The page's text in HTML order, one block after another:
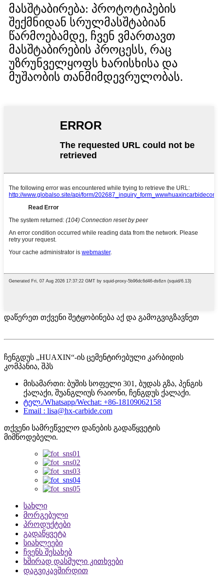
მასშტაბირება: პროტოტიპების
შექმნიდან სრულმასშტაბიან
წარმოებამდე, ჩვენ ვმართავთ
მასშტაბირების პროცესს, რაც
უზრუნველყოფს ხარისხისა და
მუშაობის თანმიმდევრულობას.
დაწერეთ თქვენი შეტყობინება აქ და გამოგვიგზავნეთ
ჩენგდუს „HUAXIN“-ის ცემენტირებული კარბიდის
კომპანია, შპს
მისამართი: ბუშის სოფელი 301, ბუდას გზა, პენგის
ქალაქი, შუანგლიუს რაიონი, ჩენგდუს ქალაქი.
ტელ./Whatsapp/Wechat: +86-18109062158
Email : lisa@hx-carbide.com
თქვენი სამრეწველო დანების გადაწყვეტის
მიმწოდებელი.
სახლი
მორგებული
პროდუქტები
გადაწყვეტა
სიახლეები
ჩვენს შესახებ
ხშირად დასმული კითხვები
დაგვიკავშირდით